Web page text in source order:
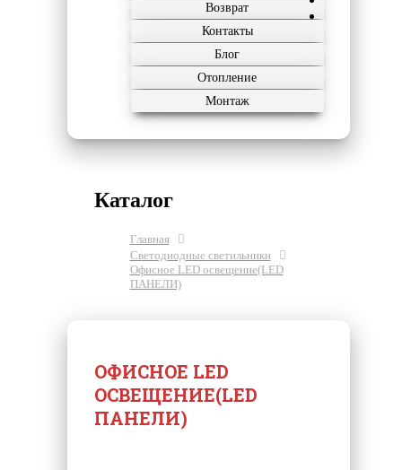
Возврат
Контакты
Блог
Отопление
Монтаж
Каталог
Главная
Светодиодные светильники
Офисное LED освещение(LED
ПАНЕЛИ)
ОФИСНОЕ LED
ОСВЕЩЕНИЕ(LED
ПАНЕЛИ)